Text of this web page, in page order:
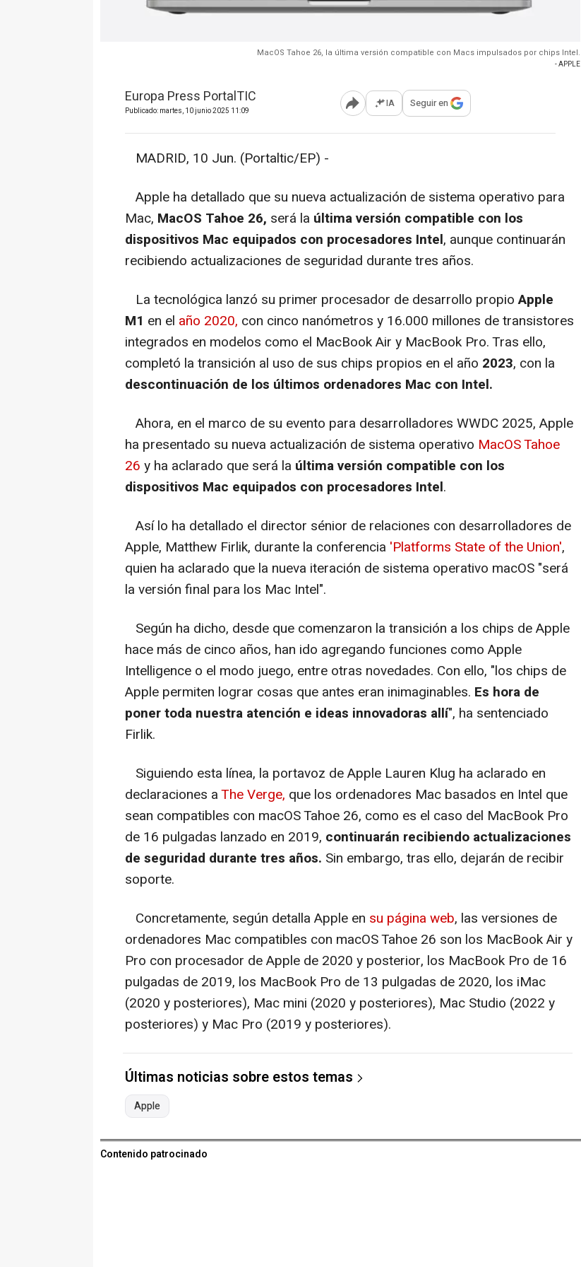
MacOS Tahoe 26, la última versión compatible con Macs impulsados por chips Intel.
- APPLE
Europa Press PortalTIC
Publicado: martes, 10 junio 2025 11:09 Abrir opciones para compartir
IA Seguir en
MADRID, 10 Jun. (Portaltic/EP) -
Apple ha detallado que su nueva actualización de sistema operativo para
Mac, MacOS Tahoe 26, será la última versión compatible con los
dispositivos Mac equipados con procesadores Intel, aunque continuarán
recibiendo actualizaciones de seguridad durante tres años.
La tecnológica lanzó su primer procesador de desarrollo propioApple
M1 en el año 2020, con cinco nanómetros y 16.000 millones de transistores
integrados en modelos como el MacBook Air y MacBook Pro. Tras ello,
completó la transición al uso de sus chips propios en el año 2023, con la
descontinuación de los últimos ordenadores Mac con Intel.
Ahora, en el marco de su evento para desarrolladores WWDC 2025, Apple
ha presentado su nueva actualización de sistema operativo MacOS Tahoe
26 y ha aclarado que será la última versión compatible con los
dispositivos Mac equipados con procesadores Intel.
Así lo ha detallado el director sénior de relaciones con desarrolladores de
Apple, Matthew Firlik, durante la conferencia 'Platforms State of the Union',
quien ha aclarado que la nueva iteración de sistema operativo macOS "será
la versión final para los Mac Intel".
Según ha dicho, desde que comenzaron la transición a los chips de Apple
hace más de cinco años, han ido agregando funciones como Apple
Intelligence o el modo juego, entre otras novedades. Con ello, "los chips de
Apple permiten lograr cosas que antes eran inimaginables. Es hora de
poner toda nuestra atención e ideas innovadoras allí", ha sentenciado
Firlik.
Siguiendo esta línea, la portavoz de Apple Lauren Klug ha aclarado en
declaraciones aThe Verge, que los ordenadores Mac basados en Intel que
sean compatibles con macOS Tahoe 26, como es el caso del MacBook Pro
de 16 pulgadas lanzado en 2019, continuarán recibiendo actualizaciones
de seguridad durante tres años. Sin embargo, tras ello, dejarán de recibir
soporte.
Concretamente, según detalla Apple en su página web, las versiones de
ordenadores Mac compatibles con macOS Tahoe 26 son los MacBook Air y
Pro con procesador de Apple de 2020 y posterior, los MacBook Pro de 16
pulgadas de 2019, los MacBook Pro de 13 pulgadas de 2020, los iMac
(2020 y posteriores), Mac mini (2020 y posteriores), Mac Studio (2022 y
posteriores) y Mac Pro (2019 y posteriores).
Últimas noticias sobre estos temas
Apple
Contenido patrocinado